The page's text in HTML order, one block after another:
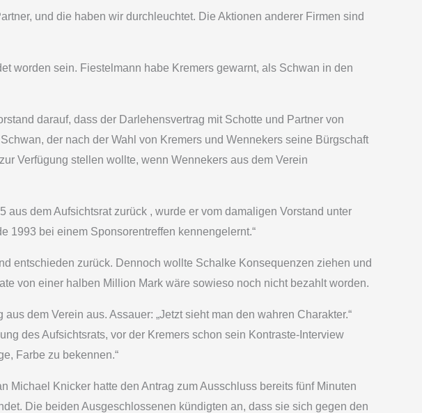
und die haben wir durchleuchtet. Die Aktionen anderer Firmen sind
worden sein. Fiestelmann habe Kremers gewarnt, als Schwan in den
darauf, dass der Darlehensvertrag mit Schotte und Partner von
der nach der Wahl von Kremers und Wennekers seine Bürgschaft
Verfügung stellen wollte, wenn Wennekers aus dem Verein
dem Aufsichtsrat zurück ­, wurde er vom damaligen Vorstand unter
1993 bei einem Sponsorentreffen kennengelernt.“
entschieden zurück. Dennoch wollte Schalke Konsequenzen ziehen und
von einer halben Million Mark wäre sowieso noch nicht bezahlt worden.
dem Verein aus. Assauer: „Jetzt sieht man den wahren Charakter.“
des Aufsichtsrats, vor der Kremers schon sein Kontraste-Interview
Farbe zu bekennen.“
Michael Knicker hatte den Antrag zum Ausschluss bereits fünf Minuten
Die beiden Ausgeschlossenen kündigten an, dass sie sich gegen den